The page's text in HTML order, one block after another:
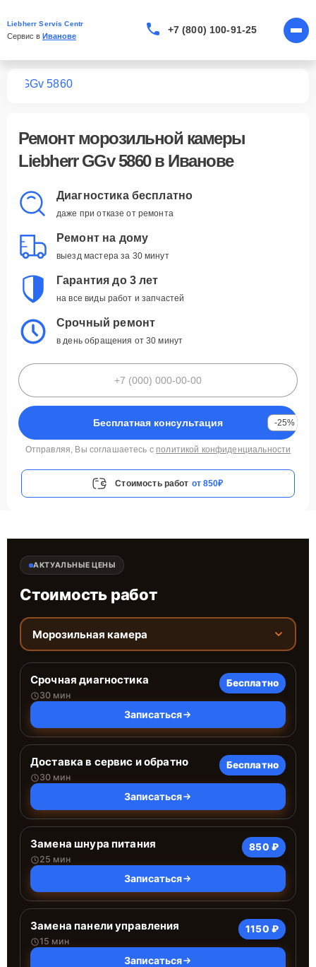
Liebherr Servis Centr
Сервис в Иванове
+7 (800) 100-91-25
GGv 5860
Ремонт морозильной камеры
Liebherr GGv 5860в Иванове
Диагностика бесплатно
даже при отказе от ремонта
Ремонт на дому
выезд мастера за 30 минут
Гарантия до 3 лет
на все виды работ и запчастей
Срочный ремонт
в день обращения от 30 минут
Бесплатная консультация -25%
Отправляя, Вы соглашаетесь с политикой конфиденциальности
Стоимость работ от 850₽
АКТУАЛЬНЫЕ ЦЕНЫ
Стоимость работ
Морозильная камера
Срочная диагностика
30 мин
Бесплатно
Записаться
Доставка в сервис и обратно
30 мин
Бесплатно
Записаться
Замена шнура питания
25 мин
850 ₽
Записаться
Замена панели управления
15 мин
1150 ₽
Записаться